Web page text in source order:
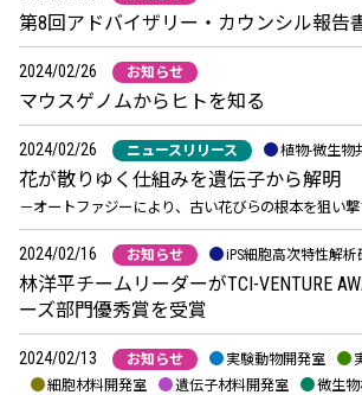
第8回アドバイザリー・カウンシル報告
2024/02/26 お知らせ
マウスゲノムからヒトを知る
2024/02/26 ニュースリリース 植物-微生物
花が散りゆく仕組みを遺伝子から解明
－オートファジーにより、古い花びらの根本を狙い
2024/02/16 お知らせ iPS細胞高次特性解析
林洋平チームリーダーがTCI-VENTURE
ーズ部門優秀賞を受賞
2024/02/13 お知らせ 実験動物開発室
細胞材料開発室
遺伝子材料開発室 微生